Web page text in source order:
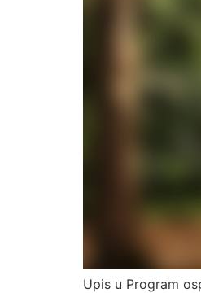
Upis u Program